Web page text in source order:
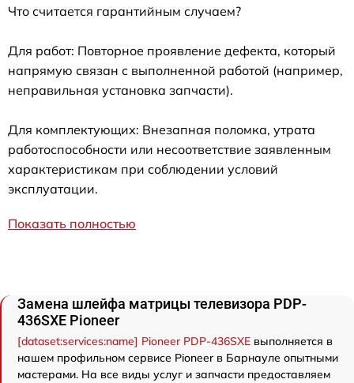
Что считается гарантийным случаем?
Для работ: Повторное проявление дефекта, который
напрямую связан с выполненной работой (например,
неправильная установка запчасти).
Для комплектующих: Внезапная поломка, утрата
работоспособности или несоответствие заявленным
характеристикам при соблюдении условий
эксплуатации.
Показать полностью
Замена шлейфа матрицы телевизора PDP-
436SXE Pioneer
[dataset:services:name] Pioneer PDP-436SXE выполняется в
нашем профильном сервисе Pioneer в Барнауле опытными
мастерами. На все виды услуг и запчасти предоставляем